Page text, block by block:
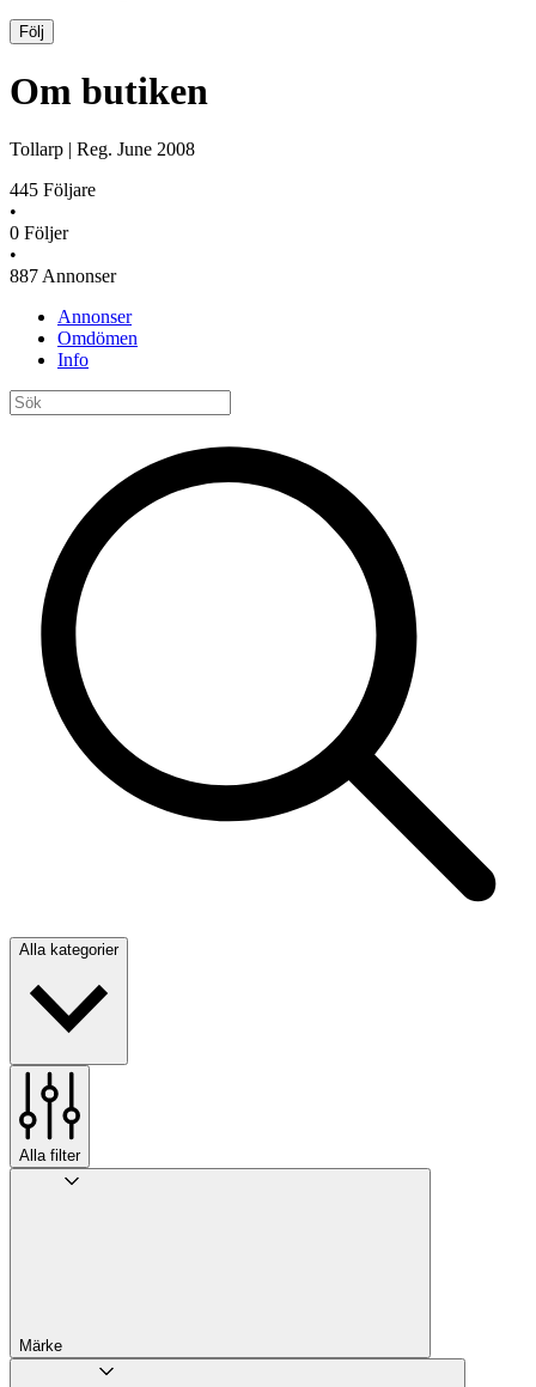
Följ
Om butiken
Tollarp | Reg. June 2008
445 Följare
•
0 Följer
•
887Annonser
Annonser
Omdömen
Info
Alla kategorier
Alla filter
Märke